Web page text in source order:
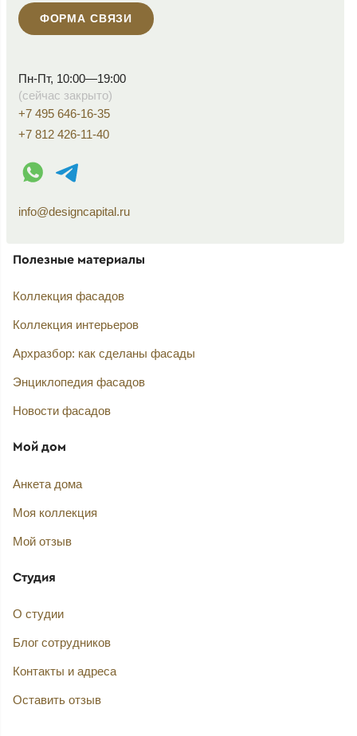
ФОРМА СВЯЗИ
Пн-Пт, 10:00—19:00
(сейчас закрыто)
+7 495 646-16-35
+7 812 426-11-40
WhatsApp контакт
Telegram контакт
info@designcapital.ru
Полезные материалы
Коллекция фасадов
Коллекция интерьеров
Архразбор: как сделаны фасады
Энциклопедия фасадов
Новости фасадов
Мой дом
Анкета дома
Моя коллекция
Мой отзыв
Студия
О студии
Блог сотрудников
Контакты и адреса
Оставить отзыв